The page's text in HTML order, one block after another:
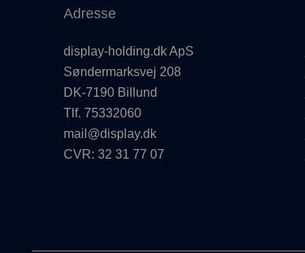
Adresse
display-holding.dk ApS
Søndermarksvej 208
DK-7190 Billund
Tlf. 75332060
mail@display.dk
CVR: 32 31 77 07